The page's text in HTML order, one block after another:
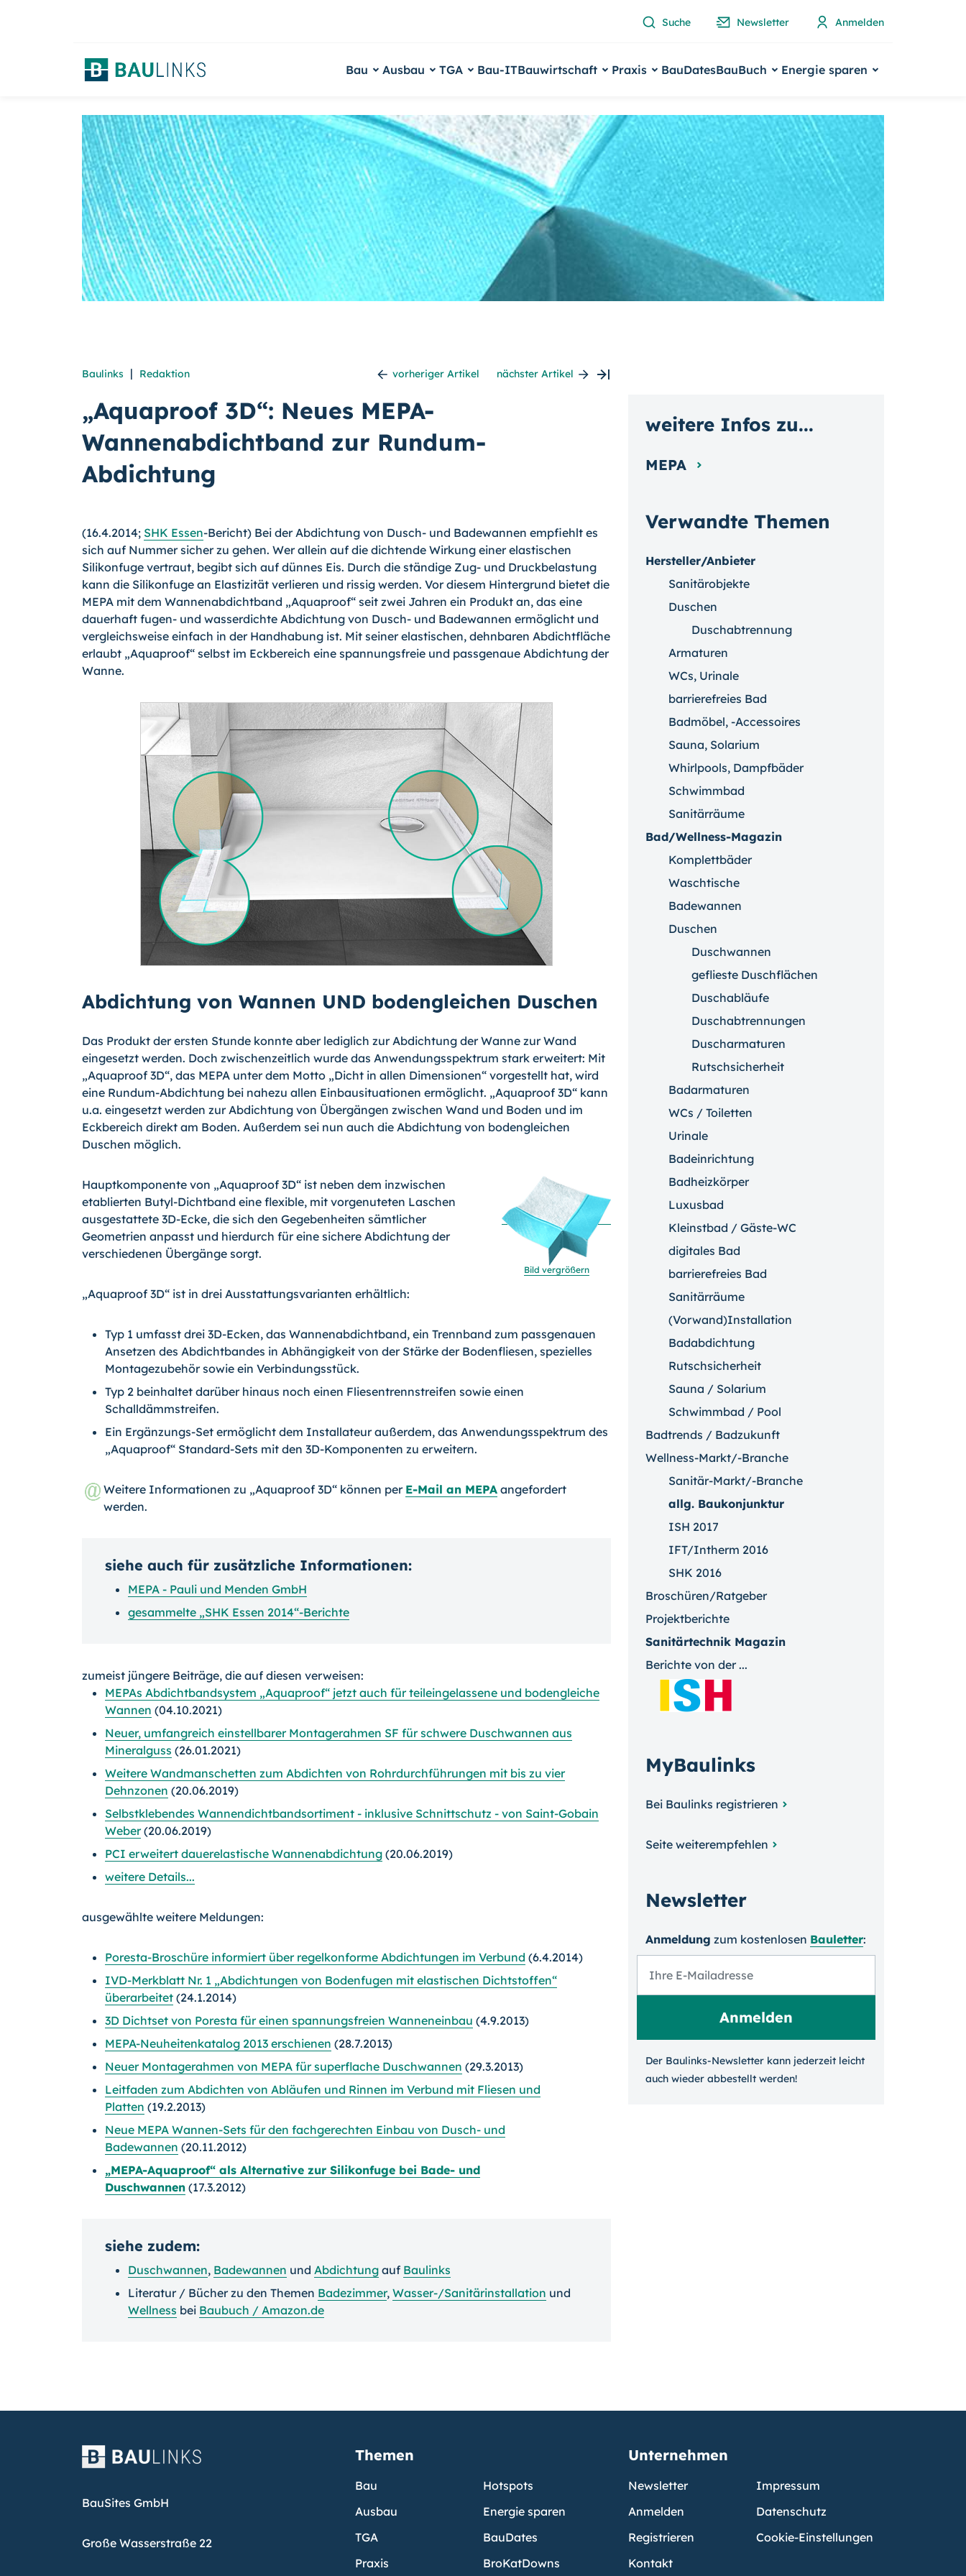
Suche Newsletter Anmelden
Bau Ausbau TGA Bau-ITBauwirtschaft Praxis BauDatesBauBuch Energie sparen
Baulinks | Redaktion vorheriger Artikel nächster Artikel
„Aquaproof 3D“: Neues MEPA-
Wannenabdichtband zur Rundum-
Abdichtung
(16.4.2014; SHK Essen-Bericht) Bei der Abdichtung von Dusch- und Badewannen empfiehlt es
sich auf Nummer sicher zu gehen. Wer allein auf die dichtende Wirkung einer elastischen
Silikonfuge vertraut, begibt sich auf dünnes Eis. Durch die ständige Zug- und Druckbelastung
kann die Silikonfuge an Elastizität verlieren und rissig wer­den. Vor diesem Hintergrund bietet die
MEPA mit dem Wannenabdichtband „Aqua­proof“ seit zwei Jahren ein Produkt an, das eine
dauerhaft fugen- und wasserdichte Abdichtung von Dusch- und Badewannen ermöglicht und
vergleichsweise einfach in der Handhabung ist. Mit seiner elastischen, dehnbaren Abdichtfläche
erlaubt „Aqua­proof“ selbst im Eckbereich eine spannungsfreie und passgenaue Abdichtung der
Wanne.
Abdichtung von Wannen UND bodengleichen Duschen
Das Produkt der ersten Stunde konnte aber lediglich zur Abdichtung der Wanne zur Wand
eingesetzt werden. Doch zwischenzeitlich wurde das Anwendungsspektrum stark erweitert: Mit
„Aquaproof 3D“, das MEPA unter dem Motto „Dicht in allen Di­mensionen“ vorgestellt hat, wird
eine Rundum-Abdichtung bei nahezu allen Einbau­situationen ermöglicht. „Aquaproof 3D“ kann
u.a. eingesetzt werden zur Abdichtung von Übergängen zwischen Wand und Boden und im
Eckbereich direkt am Boden. Au­ßerdem sei nun auch die Abdichtung von bodengleichen
Duschen möglich.
Bild vergrößern
Hauptkomponente von „Aquaproof 3D“ ist neben dem inzwi­schen
etablierten Butyl-Dichtband eine flexible, mit vorge­nuteten Laschen
ausgestattete 3D-Ecke, die sich den Ge­gebenheiten sämtlicher
Geometrien anpasst und hierdurch für eine sichere Abdichtung der
verschiedenen Übergänge sorgt.
„Aquaproof 3D“ ist in drei Ausstattungsvarianten erhältlich:
Typ 1 umfasst drei 3D-Ecken, das Wannenabdichtband, ein Trennband zum passgenauen
Ansetzen des Abdichtbandes in Abhängigkeit von der Stärke der Bodenfliesen, spezielles
Montagezubehör sowie ein Verbindungsstück.
Typ 2 beinhaltet darüber hinaus noch einen Fliesentrennstreifen sowie einen
Schalldämmstreifen.
Ein Ergänzungs-Set ermöglicht dem Installateur außerdem, das Anwendungs­spektrum des
„Aquaproof“ Standard-Sets mit den 3D-Komponenten zu erwei­tern.
Weitere Informationen zu „Aquaproof 3D“ können per E-Mail an MEPA angefordert
werden.
siehe auch für zusätzliche Informationen:
MEPA - Pauli und Menden GmbH
gesammelte „SHK Essen 2014“-Berichte
zumeist jüngere Beiträge, die auf diesen verweisen:
MEPAs Abdichtbandsystem „Aquaproof“ jetzt auch für teileingelassene und bodengleiche
Wannen (04.10.2021)
Neuer, umfangreich einstellbarer Montagerahmen SF für schwere Duschwannen aus
Mineralguss (26.01.2021)
Weitere Wandmanschetten zum Abdichten von Rohrdurchführungen mit bis zu vier
Dehnzonen (20.06.2019)
Selbstklebendes Wannendichtbandsortiment - inklusive Schnittschutz - von Saint-Gobain
Weber(20.06.2019)
PCI erweitert dauerelastische Wannenabdichtung (20.06.2019)
weitere Details...
ausgewählte weitere Meldungen:
Poresta-Broschüre informiert über regelkonforme Abdichtungen im Verbund (6.4.2014)
IVD-Merkblatt Nr. 1 „Abdichtungen von Bodenfugen mit elastischen Dichtstoffen“
überarbeitet (24.1.2014)
3D Dichtset von Poresta für einen spannungsfreien Wanneneinbau (4.9.2013)
MEPA-Neuheitenkatalog 2013 erschienen (28.7.2013)
Neuer Montagerahmen von MEPA für superflache Duschwannen (29.3.2013)
Leitfaden zum Abdichten von Abläufen und Rinnen im Verbund mit Fliesen und
Platten (19.2.2013)
Neue MEPA Wannen-Sets für den fachgerechten Einbau von Dusch- und
Badewannen (20.11.2012)
„MEPA-Aquaproof“ als Alternative zur Silikonfuge bei Bade- und
Duschwannen (17.3.2012)
siehe zudem:
Duschwannen, Badewannen und Abdichtung auf Baulinks
Literatur / Bücher zu den Themen Badezimmer, Wasser-/Sanitärinstallation und
Wellness bei Baubuch / Amazon.de
Verwandte Themen
Hersteller/Anbieter
Sanitärobjekte
Duschen
Duschabtrennung
Armaturen
WCs, Urinale
barrierefreies Bad
Badmöbel, -Accessoires
Sauna, Solarium
Whirlpools, Dampfbäder
Schwimmbad
Sanitärräume
Bad/Wellness-Magazin
Komplettbäder
Waschtische
Badewannen
Duschen
Duschwannen
geflieste Duschflächen
Duschabläufe
Duschabtrennungen
Duscharmaturen
Rutschsicherheit
Badarmaturen
WCs / Toiletten
Urinale
Badeinrichtung
Badheizkörper
Luxusbad
Kleinstbad / Gäste-WC
digitales Bad
barrierefreies Bad
Sanitärräume
(Vorwand)Installation
Badabdichtung
Rutschsicherheit
Sauna / Solarium
Schwimmbad / Pool
Badtrends / Badzukunft
Wellness-Markt/-Branche
Sanitär-Markt/-Branche
allg. Baukonjunktur
ISH 2017
IFT/Intherm 2016
SHK 2016
Broschüren/Ratgeber
Projektberichte
Sanitärtechnik Magazin
Berichte von der ...
MyBaulinks
Bei Baulinks registrieren
Seite weiterempfehlen
Newsletter
Anmeldung zum kosten­losen Bauletter:
Der Baulinks-Newsletter kann jeder­zeit leicht
auch wieder ab­bestellt werden!
weitere Infos zu...
MEPA
BauSites GmbH
Große Wasserstraße 22
Themen
Bau
Ausbau
TGA
Praxis
Hotspots
Energie sparen
BauDates
BroKatDowns
Unternehmen
Newsletter
Anmelden
Registrieren
Kontakt
Impressum
Datenschutz
Cookie-Einstellungen